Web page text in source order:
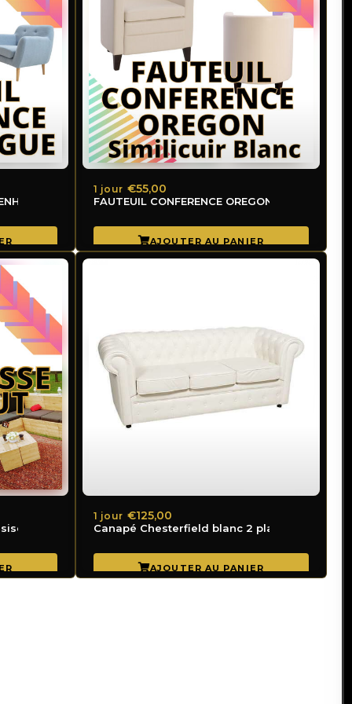
de
vivement.
COPENHAGUE
1 jour €55,00
Canapé Chesterfield blanc 2 places 180 x 110 x
1 jour €125,00